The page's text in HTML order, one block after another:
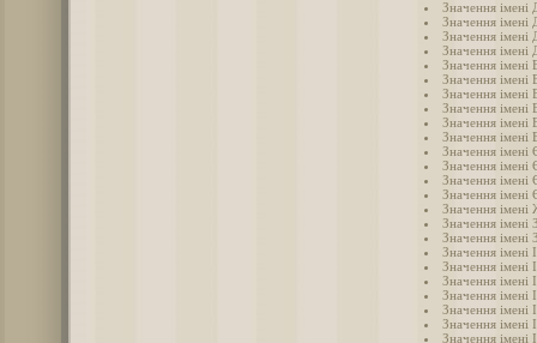
Значення імені
Значення імені
Значення імені
Значення імені
Значення імені
Значення імені
Значення імені
Значення імені
Значення імені
Значення імені
Значення імені
Значення імені
Значення імені
Значення імені
Значення імені
Значення імені
Значення імені
Значення імені
Значення імені
Значення імені
Значення імені
Значення імені
Значення імені
Значення імені